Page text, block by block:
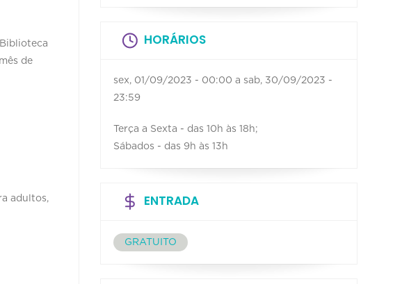
de
adultos,
HORÁRIOS
sex, 01/09/2023 - 00:00 a sab, 30/09/2023 -
23:59
Terça a Sexta - das 10h às 18h;
Sábados - das 9h às 13h
ENTRADA
GRATUITO